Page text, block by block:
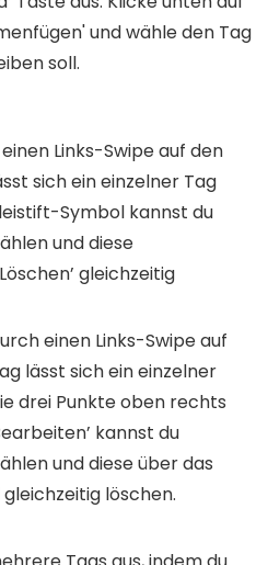
und wähle den Tag
soll.
Links-Swipe auf den
sich ein einzelner Tag
Symbol kannst du
und diese
gleichzeitig
einen Links-Swipe auf
lässt sich ein einzelner
drei Punkte oben rechts
kannst du
und diese über das
löschen.